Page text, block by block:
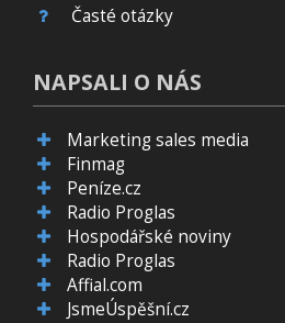
Časté otázky
NAPSALI O NÁS
Marketing sales media
Finmag
Peníze.cz
Radio Proglas
Hospodářské noviny
Radio Proglas
Affial.com
JsmeÚspěšní.cz